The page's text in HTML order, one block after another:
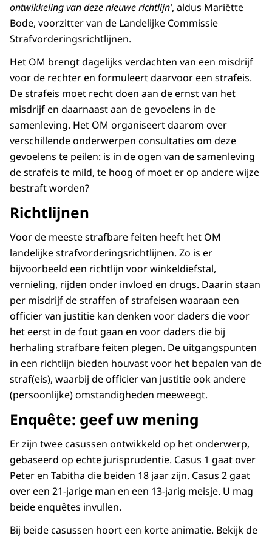
ontwikkeling van deze nieuwe richtlijn’, aldus Mariëtte
Bode, voorzitter van de Landelijke Commissie
Strafvorderingsrichtlijnen.
Het OM brengt dagelijks verdachten van een misdrijf
voor de rechter en formuleert daarvoor een strafeis.
De strafeis moet recht doen aan de ernst van het
misdrijf en daarnaast aan de gevoelens in de
samenleving. Het OM organiseert daarom over
verschillende onderwerpen consultaties om deze
gevoelens te peilen: is in de ogen van de samenleving
de strafeis te mild, te hoog of moet er op andere wijze
bestraft worden?
Richtlijnen
Voor de meeste strafbare feiten heeft het OM
landelijke strafvorderingsrichtlijnen. Zo is er
bijvoorbeeld een richtlijn voor winkeldiefstal,
vernieling, rijden onder invloed en drugs. Daarin staan
per misdrijf de straffen of strafeisen waaraan een
officier van justitie kan denken voor daders die voor
het eerst in de fout gaan en voor daders die bij
herhaling strafbare feiten plegen. De uitgangspunten
in een richtlijn bieden houvast voor het bepalen van de
straf(eis), waarbij de officier van justitie ook andere
(persoonlijke) omstandigheden meeweegt.
Enquête: geef uw mening
Er zijn twee casussen ontwikkeld op het onderwerp,
gebaseerd op echte jurisprudentie. Casus 1 gaat over
Peter en Tabitha die beiden 18 jaar zijn. Casus 2 gaat
over een 21-jarige man en een 13-jarig meisje. U mag
beide enquêtes invullen.
Bij beide casussen hoort een korte animatie. Bekijk de